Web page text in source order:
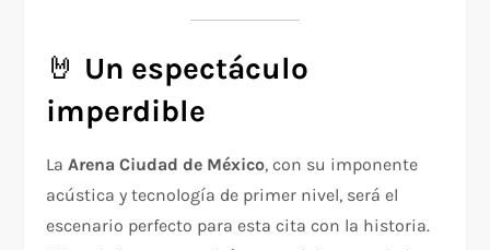
🤘 Un espectáculo
imperdible
La Arena Ciudad de México, con su imponente
acústica y tecnología de primer nivel, será el
escenario perfecto para esta cita con la historia.